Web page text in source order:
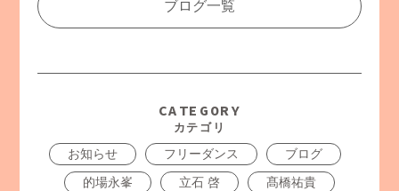
ブログ一覧
CATEGORY
カテゴリ
お知らせ フリーダンス
ブログ
的場永峯
立石 啓 髙橋祐貴